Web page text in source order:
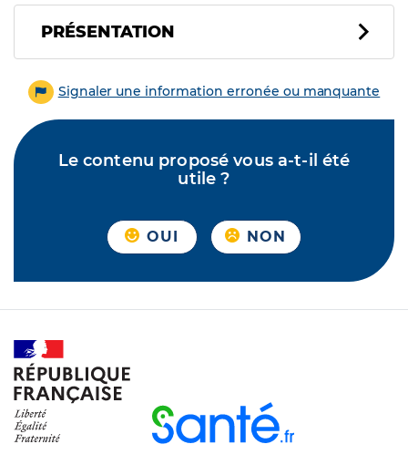
PRÉSENTATION
Signaler une information erronée ou manquante
Le contenu proposé vous a-t-il été
utile ?
OUI NON